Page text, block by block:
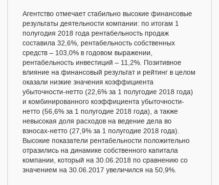
Агентство отмечает стабильно высокие финансовые
результаты деятельности компании: по итогам 1
полугодия 2018 года рентабельность продаж
составила 32,6%, рентабельность собственных
средств – 103,0% в годовом выражении,
рентабельность инвестиций – 11,2%. Позитивное
влияние на финансовый результат и рейтинг в целом
оказали низкие значения коэффициента
убыточности-нетто (22,6% за 1 полугодие 2018 года)
и комбинированного коэффициента убыточности-
нетто (56,6% за 1 полугодие 2018 года), а также
невысокая доля расходов на ведение дела во
взносах-нетто (27,9% за 1 полугодие 2018 года).
Высокие показатели рентабельности положительно
отразились на динамике собственного капитала
компании, который на 30.06.2018 по сравнению со
значением на 30.06.2017 увеличился на 50,9%.